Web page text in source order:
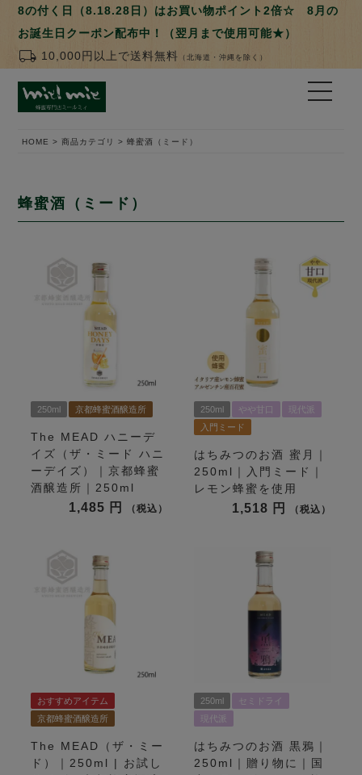
8の付く日（8.18.28日）はお買い物ポイント2倍☆ 8月の
お誕生日クーポン配布中！（翌月まで使用可能★）
local_shipping 10,000円以上で送料無料 （北海道・沖縄を除く）
HOME 商品カテゴリ 蜂蜜酒（ミード）
蜂蜜酒（ミード）
250ml 京都蜂蜜酒醸造所
The MEAD ハニーデ
イズ（ザ・ミード ハニ
ーデイズ）｜京都蜂蜜
酒醸造所｜250ml
1,485 税込
250ml やや甘口
現代派
入門ミード
はちみつのお酒 蜜月｜
250ml｜入門ミード｜
レモン蜂蜜を使用
1,518 税込
おすすめアイテム
京都蜂蜜酒醸造所
The MEAD（ザ・ミー
ド）｜250ml | お試し
250ml
セミドライ
現代派
はちみつのお酒 黒鴉｜
250ml｜贈り物に｜国